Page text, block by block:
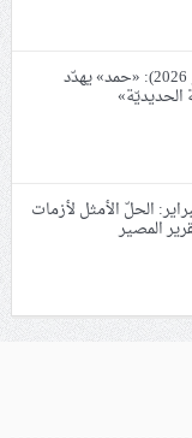
حدث الأسبوع (السبت – 20 يونيو 2026): «حمد» يهدّد
شورى ائتلاف 14 فبراير: الحلّ الأمثل لأزمات
المصير